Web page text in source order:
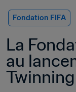
Fondation FIFA
La
au